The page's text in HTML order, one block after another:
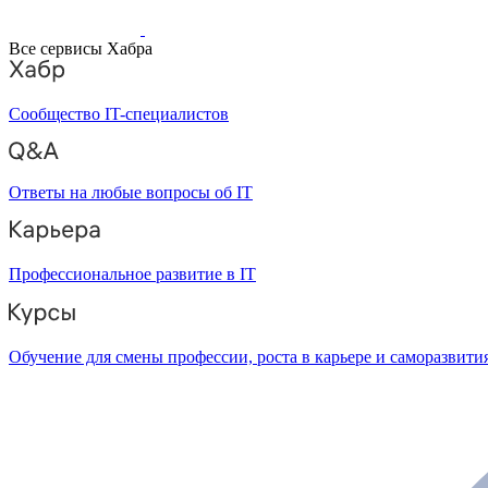
Все сервисы Хабра
Сообщество IT-специалистов
Ответы на любые вопросы об IT
Профессиональное развитие в IT
Обучение для смены профессии, роста в карьере и